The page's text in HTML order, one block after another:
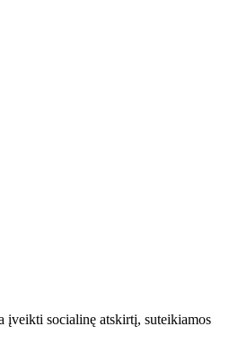
socialinę atskirtį, suteikiamos